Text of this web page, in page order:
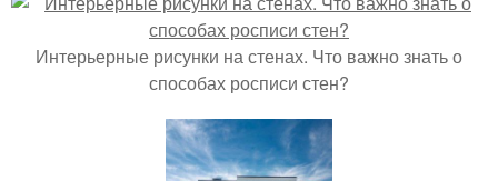
Интерьерные рисунки на стенах. Что важно знать о
способах росписи стен?